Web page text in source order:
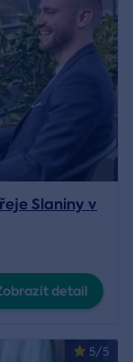
Slaniny v
detail
5/5